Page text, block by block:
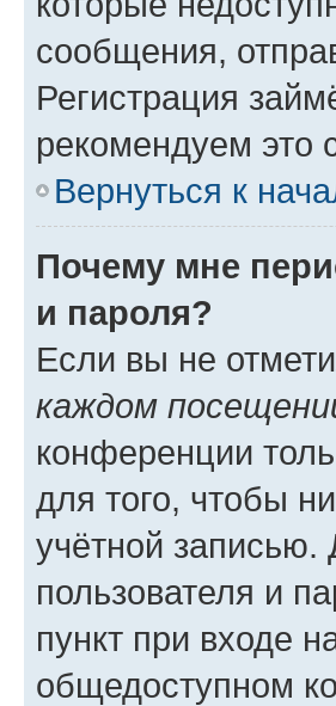
сообщения,
Регистрация
рекомендуем это
Вернуться к
Почему мне
и пароля?
Если вы не
каждом
конференции
для того, чтобы
учётной записью.
пользователя и
пункт при входе
общедоступном